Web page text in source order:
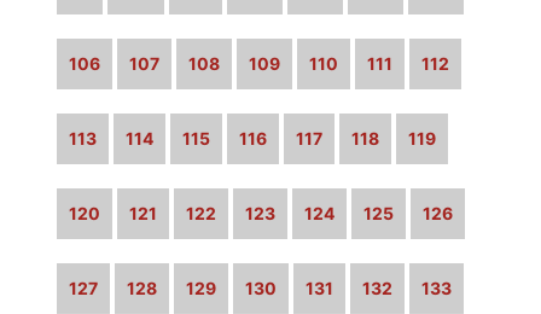
106 107 108 109 110 111 112
113 114 115 116 117 118 119
120 121 122 123 124 125 126
127 128 129 130 131 132 133